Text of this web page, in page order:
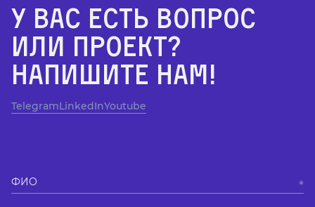
У Вас есть вопрос
или проект?
Напишите нам!
TelegramLinkedInYoutube